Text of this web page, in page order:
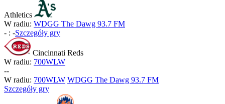
Athletics
W radiu: WDGG The Dawg 93.7 FM
- : -Szczegóły gry
Cincinnati Reds
W radiu: 700WLW
--
W radiu: 700WLW WDGG The Dawg 93.7 FM
Szczegóły gry